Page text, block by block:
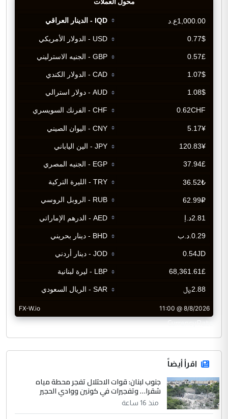
CurrencyRate
اقرأ أيضاً
جنوب لبنان: قوات الاحتلال تفجر محطة مياه
شقرا… وتفجيرات في كونين ووادي الحجير
منذ 16 ساعة